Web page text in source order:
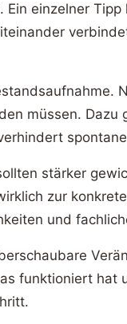
einzelner
müssen.
stärker
zur
und
funktioniert hat